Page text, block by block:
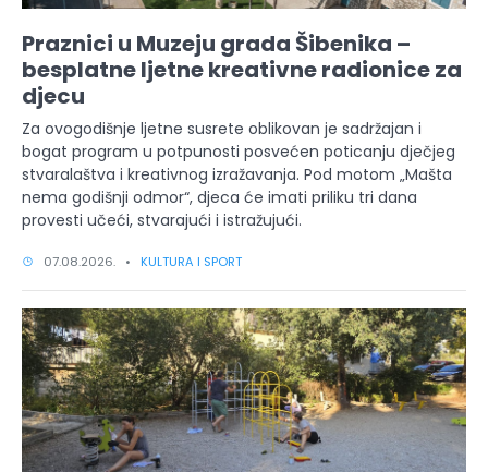
Praznici u Muzeju grada Šibenika –
besplatne ljetne kreativne radionice za
djecu
Za ovogodišnje ljetne susrete oblikovan je sadržajan i
bogat program u potpunosti posvećen poticanju dječjeg
stvaralaštva i kreativnog izražavanja. Pod motom „Mašta
nema godišnji odmor“, djeca će imati priliku tri dana
provesti učeći, stvarajući i istražujući.
07.08.2026. • KULTURA I SPORT